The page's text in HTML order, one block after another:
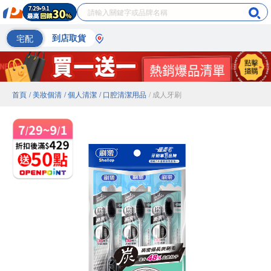
宅配 到店取貨
首頁 / 美妝個清 / 個人清潔 / 口腔清潔用品 / 成人牙刷